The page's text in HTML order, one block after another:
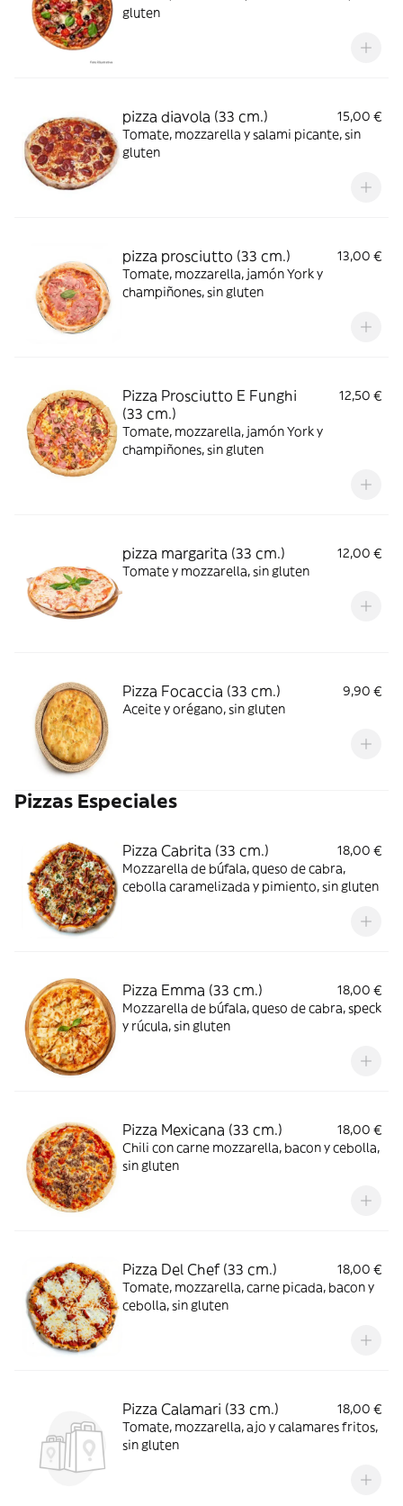
gluten
pizza diavola (33 cm.)
15,00 €
Tomate, mozzarella y salami picante, sin
gluten
pizza prosciutto (33 cm.)
13,00 €
Tomate, mozzarella, jamón York y
champiñones, sin gluten
Pizza Prosciutto E Funghi
(33 cm.)
12,50 €
Tomate, mozzarella, jamón York y
champiñones, sin gluten
pizza margarita (33 cm.)
12,00 €
Tomate y mozzarella, sin gluten
Pizza Focaccia (33 cm.)
9,90 €
Aceite y orégano, sin gluten
Pizzas Especiales
Pizza Cabrita (33 cm.)
18,00 €
Mozzarella de búfala, queso de cabra,
cebolla caramelizada y pimiento, sin gluten
Pizza Emma (33 cm.)
18,00 €
Mozzarella de búfala, queso de cabra, speck
y rúcula, sin gluten
Pizza Mexicana (33 cm.)
18,00 €
Chili con carne mozzarella, bacon y cebolla,
sin gluten
Pizza Del Chef (33 cm.)
18,00 €
Tomate, mozzarella, carne picada, bacon y
cebolla, sin gluten
Pizza Calamari (33 cm.)
18,00 €
Tomate, mozzarella, ajo y calamares fritos,
sin gluten